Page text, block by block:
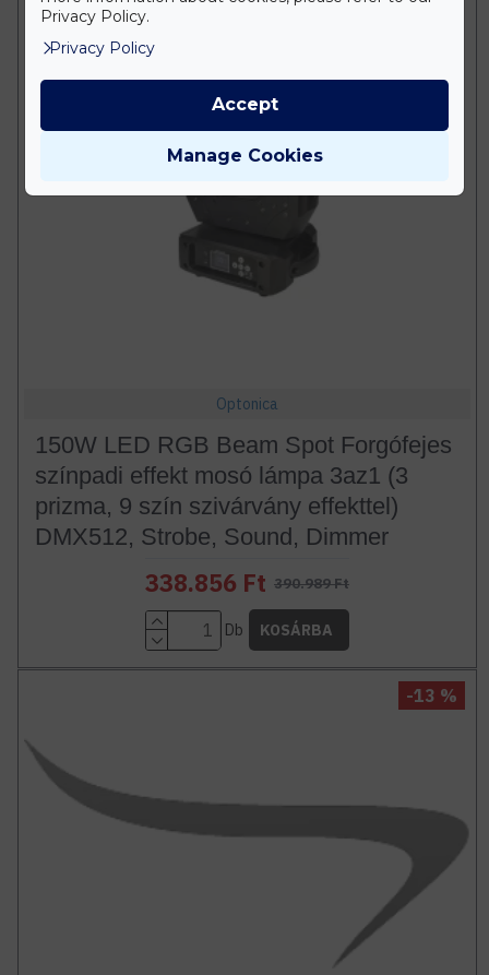
Optonica
150W LED RGB Beam Spot Forgófejes
színpadi effekt mosó lámpa 3az1 (3
prizma, 9 szín szivárvány effekttel)
DMX512, Strobe, Sound, Dimmer
338.856 Ft 390.989 Ft
Db KOSÁRBA
-13 %
Privacy Policy.
Privacy Policy
Manage Cookies
Accept